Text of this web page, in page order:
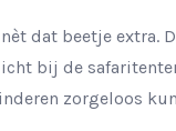
dat beetje extra.
bij de
zorgeloos